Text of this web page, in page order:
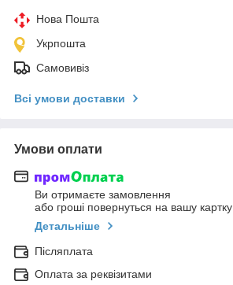
Нова Пошта
Укрпошта
Самовивіз
Всі умови доставки
Умови оплати
Ви отримаєте замовлення
або гроші повернуться на вашу картку
Детальніше
Післяплата
Оплата за реквізитами